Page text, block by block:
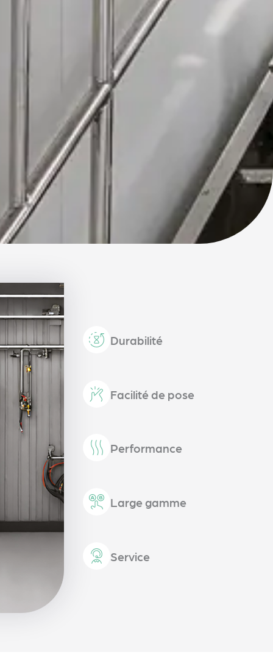
Durabilité
Facilité de pose
Performance
Large gamme
Service